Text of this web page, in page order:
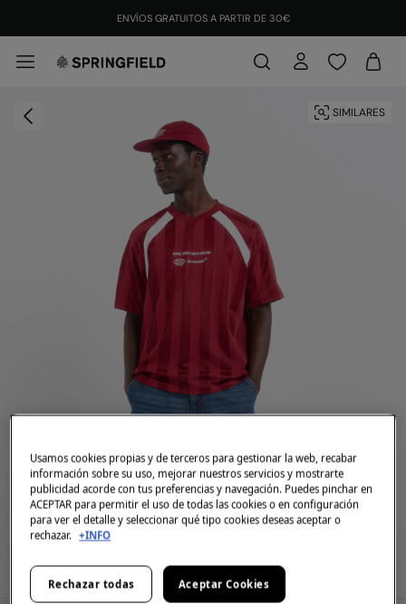
¡DESCARGA LA APP Y CONSIGUE +10% EXTRA!INSTALAR
SIMILARES
Usamos cookies propias y de terceros para gestionar la web, recabar
información sobre su uso, mejorar nuestros servicios y mostrarte
publicidad acorde con tus preferencias y navegación. Puedes pinchar en
ACEPTAR para permitir el uso de todas las cookies o en configuración
para ver el detalle y seleccionar qué tipo cookies deseas aceptar o
rechazar. +INFO
Rechazar todas Aceptar Cookies